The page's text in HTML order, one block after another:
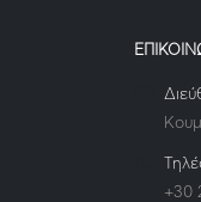
+30